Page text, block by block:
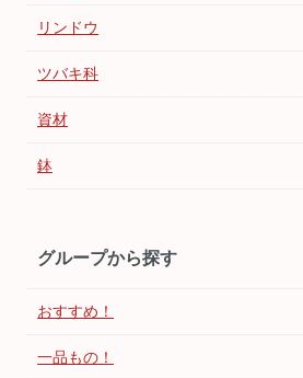
リンドウ
ツバキ科
資材
鉢
グループから探す
おすすめ！
一品もの！